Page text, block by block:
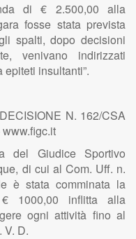
di € 2.500,00 alla
fosse stata prevista
spalti, dopo decisioni
venivano indirizzati
insultanti”.
DECISIONE N. 162/CSA
del Giudice Sportivo
di cui al Com. Uff. n.
è stata comminata la
1000,00 inflitta alla
ogni attività fino al
V. D.